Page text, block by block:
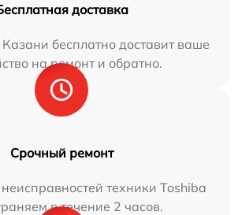
доставка
бесплатно доставит ваше
на ремонт и обратно.
Срочный ремонт
техники Toshiba
в течение 2 часов.